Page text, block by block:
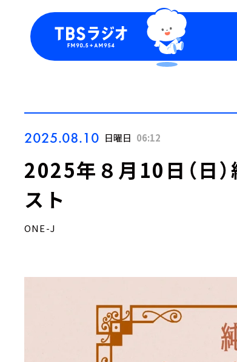
2025.08.10 日曜日 06:12
2025年８月10日（日
スト
ONE-J